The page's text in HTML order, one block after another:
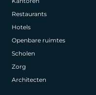
Restaurants
Hotels
Openbare ruimtes
Scholen
Zorg
Architecten